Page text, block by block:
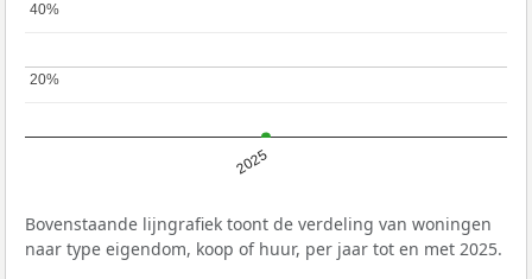
2025
20%
20%
40%
40%
Bovenstaande lijngrafiek toont de verdeling van woningen
naar type eigendom, koop of huur, per jaar tot en met 2025.